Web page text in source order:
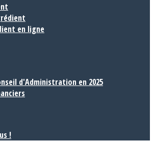
en ligne
d'Administration en 2025
!